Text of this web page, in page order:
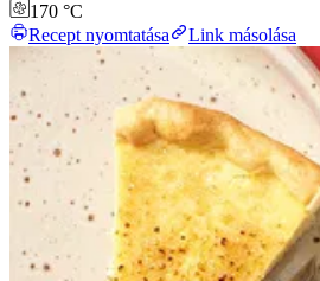
170 °C
Recept nyomtatása
Link másolása